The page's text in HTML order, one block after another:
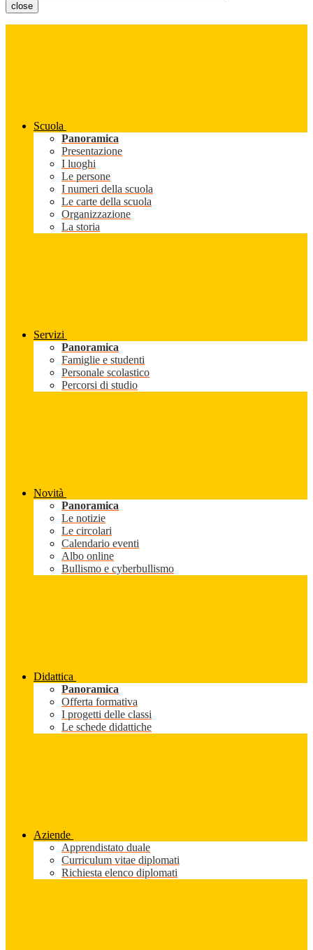
close
Scuola
Panoramica
Presentazione
I luoghi
Le persone
I numeri della scuola
Le carte della scuola
Organizzazione
La storia
Servizi
Panoramica
Famiglie e studenti
Personale scolastico
Percorsi di studio
Novità
Panoramica
Le notizie
Le circolari
Calendario eventi
Albo online
Bullismo e cyberbullismo
Didattica
Panoramica
Offerta formativa
I progetti delle classi
Le schede didattiche
Aziende
Apprendistato duale
Curriculum vitae diplomati
Richiesta elenco diplomati